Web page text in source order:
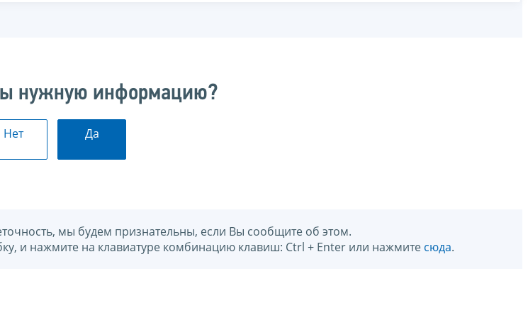
нужную информацию?
Нет Да
мы будем признательны, если Вы сообщите об этом.
и нажмите на клавиатуре комбинацию клавиш: Ctrl + Enter или нажмите сюда.